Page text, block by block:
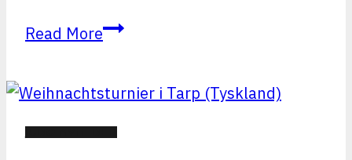
Read MoreJysk-
i
Judo